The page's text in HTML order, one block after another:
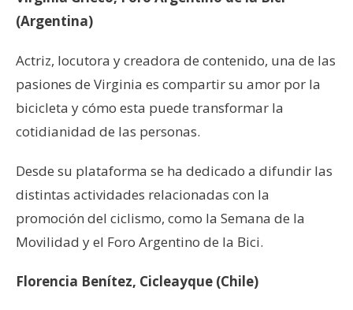
(Argentina)
Actriz, locutora y creadora de contenido, una de las
pasiones de Virginia es compartir su amor por la
bicicleta y cómo esta puede transformar la
cotidianidad de las personas.
Desde su plataforma se ha dedicado a difundir las
distintas actividades relacionadas con la
promoción del ciclismo, como la Semana de la
Movilidad y el Foro Argentino de la Bici.
Florencia Benítez, Cicleayque (Chile)